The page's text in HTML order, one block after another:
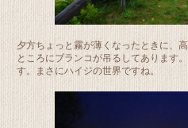
夕方ちょっと霧が薄くなったときに、
ところにブランコが吊るしてあります
す。まさにハイジの世界ですね。